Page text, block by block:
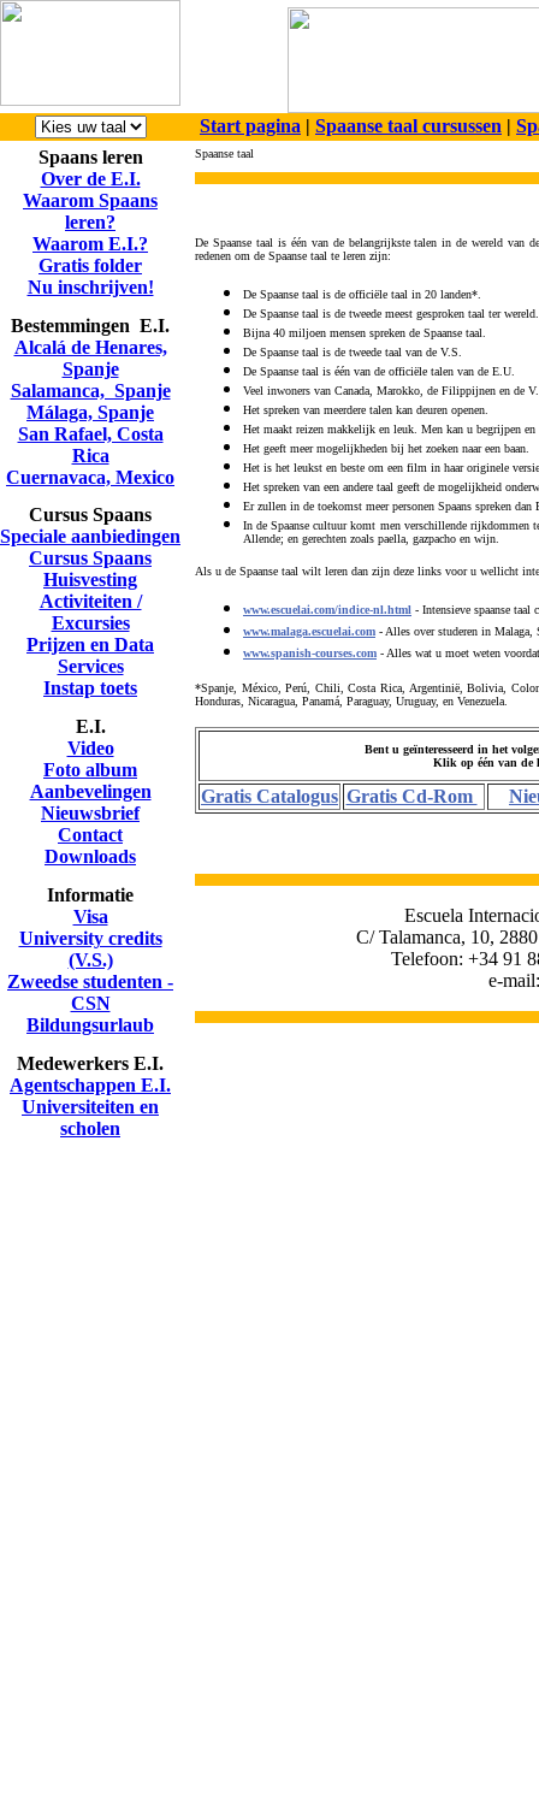
Start pagina | Spaanse taal cursussen |
Spaans leren
Over de E.I.
Waarom Spaans
leren?
Waarom E.I.?
Gratis folder
Nu inschrijven!
Bestemmingen E.I.
Alcalá de Henares,
Spanje
Salamanca, Spanje
Málaga, Spanje
San Rafael, Costa
Rica
Cuernavaca, Mexico
Cursus Spaans
Speciale aanbiedingen
Cursus Spaans
Huisvesting
Activiteiten /
Excursies
Prijzen en Data
Services
Instap toets
E.I.
Video
Foto album
Aanbevelingen
Nieuwsbrief
Contact
Downloads
Informatie
Visa
University credits
(V.S.)
Zweedse studenten -
CSN
Bildungsurlaub
Medewerkers E.I.
Agentschappen E.I.
Universiteiten en
scholen
Spaanse taal
De Spaanse taal is één van de belangrijkste talen in de wereld van
redenen om de Spaanse taal te leren zijn:
De Spaanse taal is de officiële taal in 20 landen*.
De Spaanse taal is de tweede meest gesproken taal ter wereld.
Bijna 40 miljoen mensen spreken de Spaanse taal.
De Spaanse taal is de tweede taal van de V.S.
De Spaanse taal is één van de officiële talen van de E.U.
Veel inwoners van Canada, Marokko, de Filippijnen en de
Het spreken van meerdere talen kan deuren openen.
Het maakt reizen makkelijk en leuk. Men kan u begrijpen en
Het geeft meer mogelijkheden bij het zoeken naar een baan.
Het is het leukst en beste om een film in haar originele
Het spreken van een andere taal geeft de mogelijkheid
Er zullen in de toekomst meer personen Spaans spreken dan
In de Spaanse cultuur komt men verschillende rijkdommen
Allende; en gerechten zoals paella, gazpacho en wijn.
Als u de Spaanse taal wilt leren dan zijn deze links voor u wellicht
www.escuelai.com/indice-nl.html - Intensieve spaanse taal
www.malaga.escuelai.com - Alles over studeren in Malaga,
www.spanish-courses.com - Alles wat u moet weten
*Spanje, México, Perú, Chili, Costa Rica, Argentinië, Bolivia,
Honduras, Nicaragua, Panamá, Paraguay, Uruguay, en Venezuela
Bent u geïnteresseerd in het
Klik op één van de
Gratis Catalogus Gratis Cd-Rom
Escuela
C/ Talamanca, 10,
Telefoon: +34 91
e-